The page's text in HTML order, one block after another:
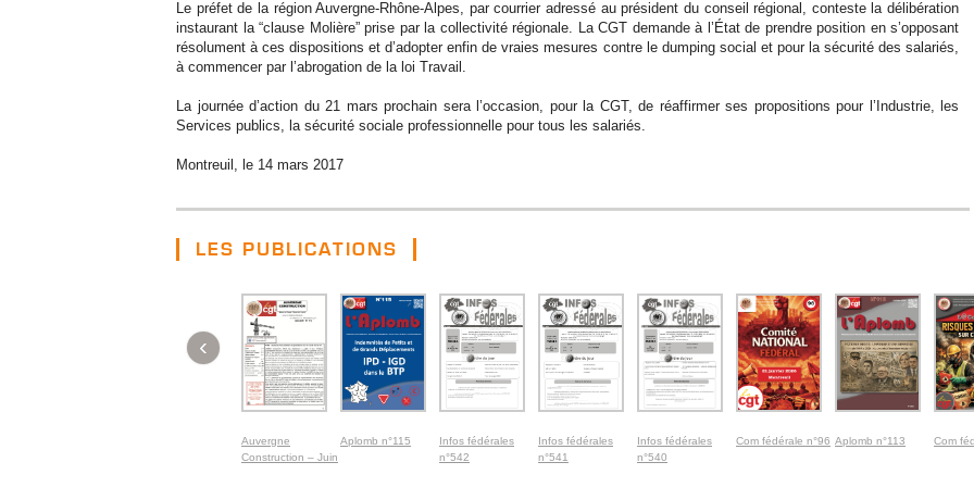
Le préfet de la région Auvergne-Rhône-Alpes, par courrier adressé au président du conseil régional, conteste la délibération
instaurant la “clause Molière” prise par la collectivité régionale. La CGT demande à l’État de prendre position en s’opposant
résolument à ces dispositions et d’adopter enfin de vraies mesures contre le dumping social et pour la sécurité des salariés,
à commencer par l’abrogation de la loi Travail.
La journée d’action du 21 mars prochain sera l’occasion, pour la CGT, de réaffirmer ses propositions pour l’Industrie, les
Services publics, la sécurité sociale professionnelle pour tous les salariés.
Montreuil, le 14 mars 2017
LES PUBLICATIONS
Auvergne
Construction – Juin
Aplomb n°115
Infos fédérales
n°542
Infos fédérales
n°541
Infos fédérales
n°540
Com fédérale n°96 Aplomb n°113 Com
‹